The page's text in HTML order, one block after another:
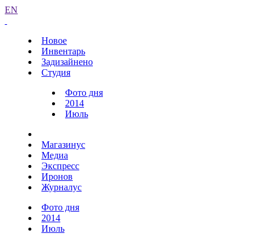
EN
Новое
Инвентарь
Задизайнено
Студия
Фото дня
2014
Июль
Магазинус
Медиа
Экспресс
Иронов
Журналус
Фото дня
2014
Июль